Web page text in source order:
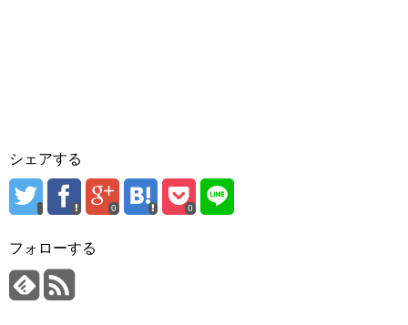
シェアする
0 0
フォローする